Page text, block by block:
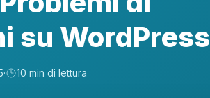
su WordPress
· 10 min di lettura